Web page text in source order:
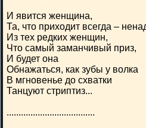
И явится женщина,
Та, что приходит всегда –
Из тех редких женщин,
Что самый заманчивый приз,
И будет она
Обнажаться, как зубы у волка
В мгновенье до схватки
Танцуют стриптиз...
.....................................